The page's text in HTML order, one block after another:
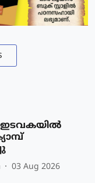
03 Aug 2026